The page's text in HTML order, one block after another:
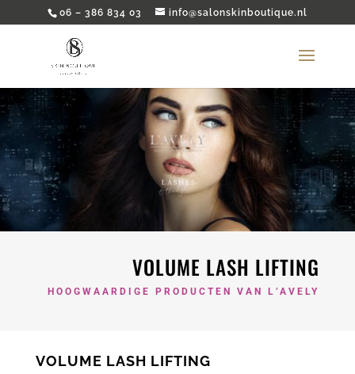
06 – 386 834 03 info@salonskinboutique.nl
VOLUME LASH LIFTING
HOOGWAARDIGE PRODUCTEN VAN L’AVELY
VOLUME LASH LIFTING